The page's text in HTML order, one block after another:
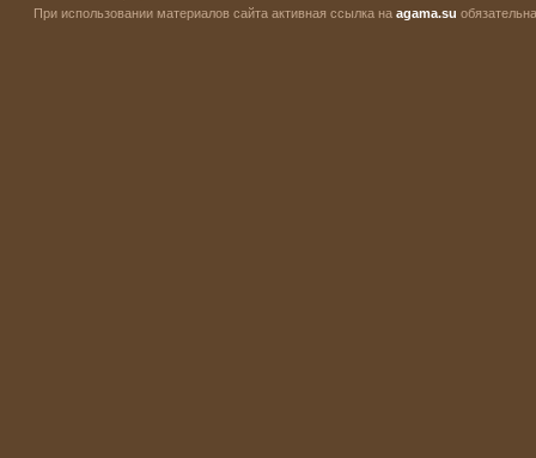
При использовании материалов сайта активная ссылка на agama.su